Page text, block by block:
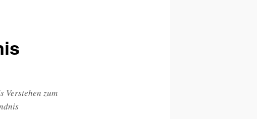
Verstehen zum